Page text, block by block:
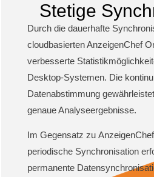
Stetige
Durch die dauerhafte
cloudbasierten AnzeigenChef
verbesserte
Desktop-Systemen. Die
Datenabstimmung
genaue Analyseergebnisse.
Im Gegensatz zu
periodische Synchronisation
permanente